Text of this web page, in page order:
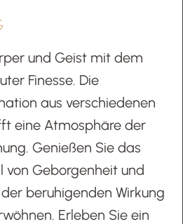
und Geist mit dem
Finesse. Die
aus verschiedenen
eine Atmosphäre der
Genießen Sie das
von Geborgenheit und
beruhigenden Wirkung
Erleben Sie ein